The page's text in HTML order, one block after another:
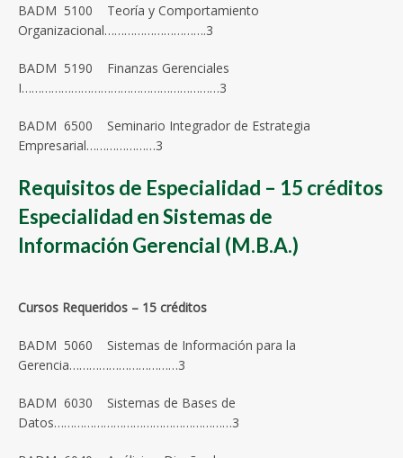
BADM 5100 Teoría y Comportamiento
Organizacional………………………….3
BADM 5190 Finanzas Gerenciales
I……………………………………………………3
BADM 6500 Seminario Integrador de Estrategia
Empresarial…………………3
Requisitos de Especialidad – 15 créditos
Especialidad en Sistemas de
Información Gerencial (M.B.A.)
Cursos Requeridos – 15 créditos
BADM 5060 Sistemas de Información para la
Gerencia……………………………3
BADM 6030 Sistemas de Bases de
Datos………………………………………………3